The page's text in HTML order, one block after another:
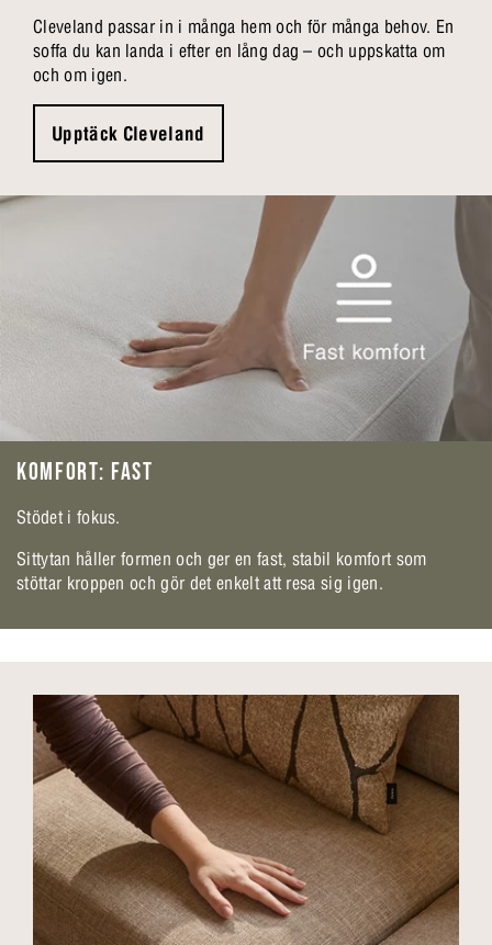
Cleveland passar in i många hem och för många behov. En
soffa du kan landa i efter en lång dag – och uppskatta om
och om igen.
Upptäck Cleveland
KOMFORT: FAST
Stödet i fokus.
Sittytan håller formen och ger en fast, stabil komfort som
stöttar kroppen och gör det enkelt att resa sig igen.